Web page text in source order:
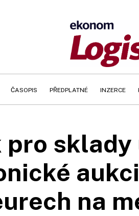
ČASOPIS PŘEDPLATNÉ INZERCE
sklady
na